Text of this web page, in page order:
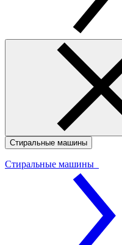
Стиральные машины
Стиральные машины